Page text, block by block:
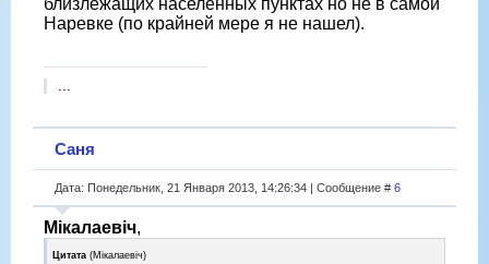
близлежащих населенных пунктах но не в самой
Наревке (по крайней мере я не нашел).
Саня
Дата: Понедельник, 21 Января 2013, 14:26:34 | Сообщение # 6
Мікалаевіч,
Цитата (Мікалаевіч)